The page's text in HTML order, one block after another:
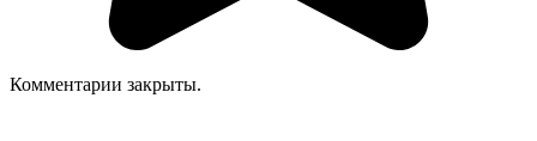
Комментарии закрыты.